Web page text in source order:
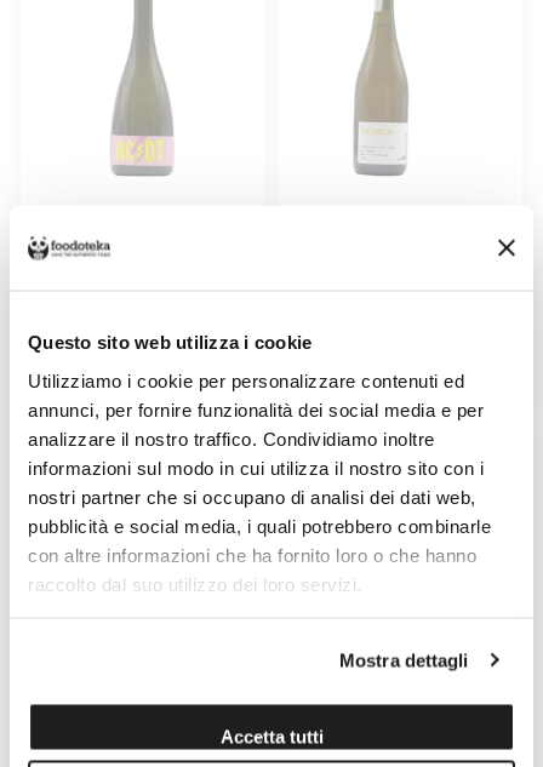
Questo sito web utilizza i cookie
Utilizziamo i cookie per personalizzare contenuti ed
annunci, per fornire funzionalità dei social media e per
analizzare il nostro traffico. Condividiamo inoltre
informazioni sul modo in cui utilizza il nostro sito con i
nostri partner che si occupano di analisi dei dati web,
pubblicità e social media, i quali potrebbero combinarle
con altre informazioni che ha fornito loro o che hanno
raccolto dal suo utilizzo dei loro servizi.
Mostra dettagli
Accetta tutti
21,00 € 18,00 €
OLIMPIA CANTINA GIARDINO
Venduto da: Lievito Madre
1701
Venduto da: Lievito Madre